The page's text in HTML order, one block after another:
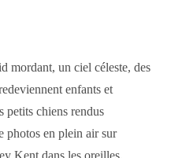
mordant, un ciel céleste, des
enfants et
petits chiens rendus
photos en plein air sur
Kent dans les oreilles.